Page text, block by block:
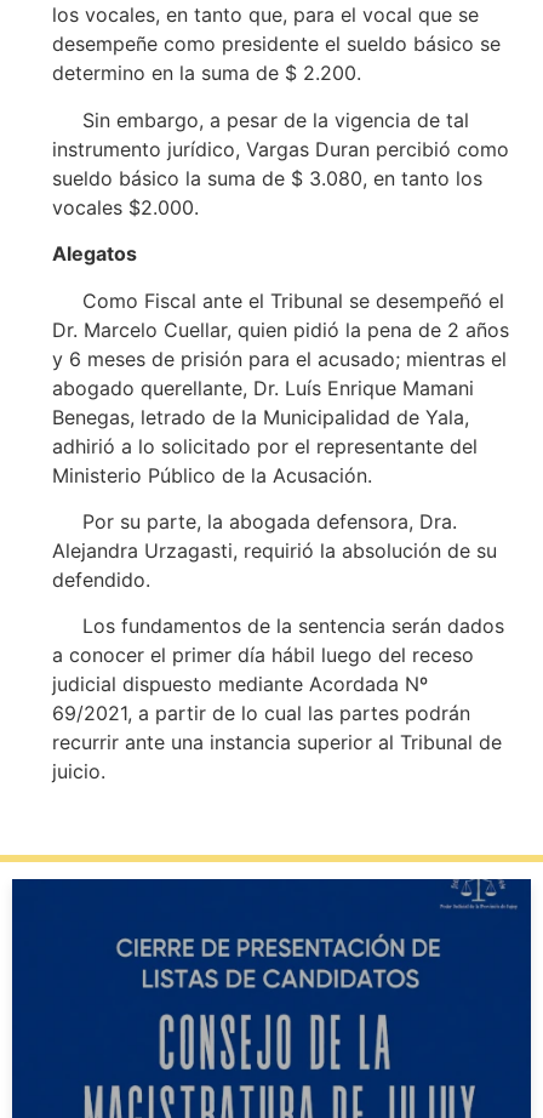
los vocales, en tanto que, para el vocal que se
desempeñe como presidente el sueldo básico se
determino en la suma de $ 2.200.
Sin embargo, a pesar de la vigencia de tal
instrumento jurídico, Vargas Duran percibió como
sueldo básico la suma de $ 3.080, en tanto los
vocales $2.000.
Alegatos
Como Fiscal ante el Tribunal se desempeñó el
Dr. Marcelo Cuellar, quien pidió la pena de 2 años
y 6 meses de prisión para el acusado; mientras el
abogado querellante, Dr. Luís Enrique Mamani
Benegas, letrado de la Municipalidad de Yala,
adhirió a lo solicitado por el representante del
Ministerio Público de la Acusación.
Por su parte, la abogada defensora, Dra.
Alejandra Urzagasti, requirió la absolución de su
defendido.
Los fundamentos de la sentencia serán dados
a conocer el primer día hábil luego del receso
judicial dispuesto mediante Acordada Nº
69/2021, a partir de lo cual las partes podrán
recurrir ante una instancia superior al Tribunal de
juicio.